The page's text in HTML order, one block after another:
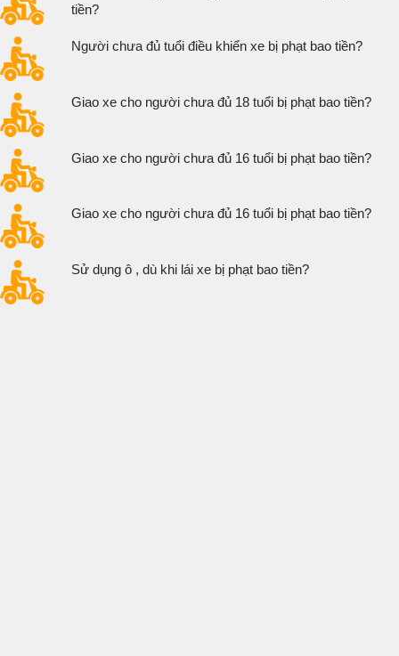
tiền?
Người chưa đủ tuổi điều khiển xe bị phạt bao tiền?
Giao xe cho người chưa đủ 18 tuổi bị phạt bao tiền?
Giao xe cho người chưa đủ 16 tuổi bị phạt bao tiền?
Giao xe cho người chưa đủ 16 tuổi bị phạt bao tiền?
Sử dụng ô , dù khi lái xe bị phạt bao tiền?